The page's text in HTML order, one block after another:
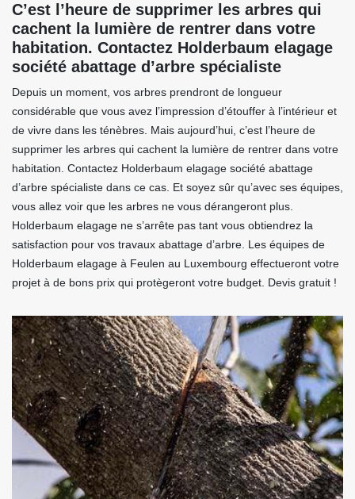
C’est l’heure de supprimer les arbres qui
cachent la lumière de rentrer dans votre
habitation. Contactez Holderbaum elagage
société abattage d’arbre spécialiste
Depuis un moment, vos arbres prendront de longueur
considérable que vous avez l’impression d’étouffer à l’intérieur et
de vivre dans les ténèbres. Mais aujourd’hui, c’est l’heure de
supprimer les arbres qui cachent la lumière de rentrer dans votre
habitation. Contactez Holderbaum elagage société abattage
d’arbre spécialiste dans ce cas. Et soyez sûr qu’avec ses équipes,
vous allez voir que les arbres ne vous dérangeront plus.
Holderbaum elagage ne s’arrête pas tant vous obtiendrez la
satisfaction pour vos travaux abattage d’arbre. Les équipes de
Holderbaum elagage à Feulen au Luxembourg effectueront votre
projet à de bons prix qui protègeront votre budget. Devis gratuit !